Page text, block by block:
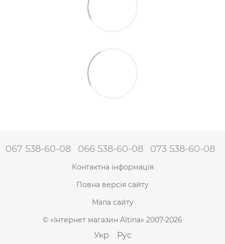
067 538-60-08 066 538-60-08 073 538-60-08
Контактна інформація
Повна версія сайту
Мапа сайту
© «Інтернет магазин Altina» 2007-2026
Укр Рус